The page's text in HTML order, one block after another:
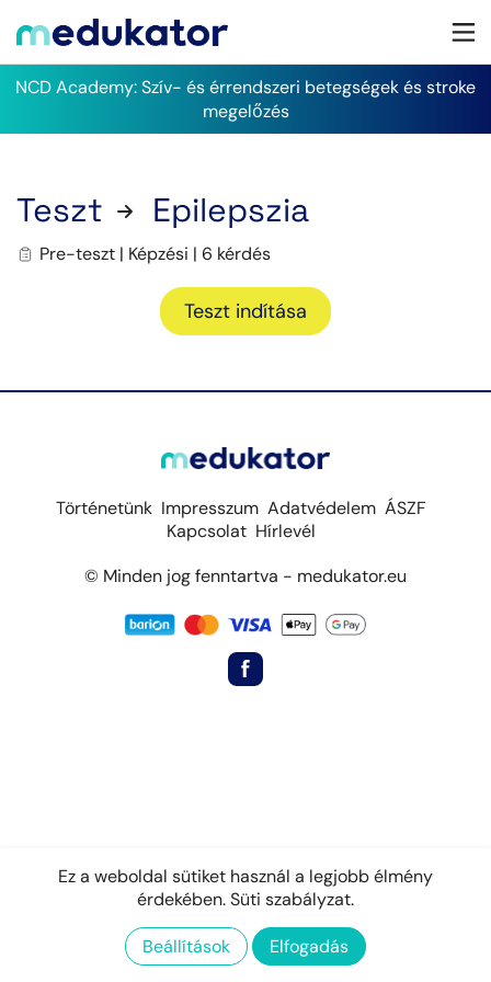
NCD Academy: Szív- és érrendszeri betegségek és stroke
megelőzés
Teszt Epilepszia
Pre-teszt | Képzési | 6 kérdés
Teszt indítása
Történetünk Impresszum Adatvédelem ÁSZF
Kapcsolat Hírlevél
© Minden jog fenntartva - medukator.eu
Ez a weboldal sütiket használ a legjobb élmény
érdekében.Süti szabályzat.
Beállítások Elfogadás